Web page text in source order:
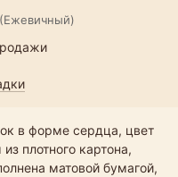
в форме сердца, цвет
плотного картона,
матовой бумагой,